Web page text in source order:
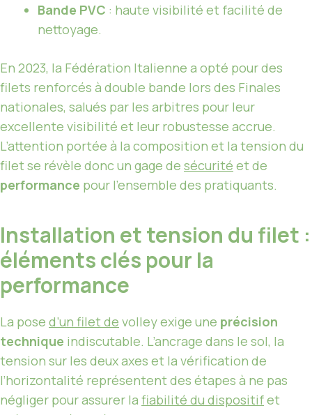
Bande PVC : haute visibilité et facilité de
nettoyage.
En 2023, la Fédération Italienne a opté pour des
filets renforcés à double bande lors des Finales
nationales, salués par les arbitres pour leur
excellente visibilité et leur robustesse accrue.
L’attention portée à la composition et la tension du
filet se révèle donc un gage de sécurité et de
performance pour l’ensemble des pratiquants.
Installation et tension du filet :
éléments clés pour la
performance
La pose d’un filet de volley exige une précision
technique indiscutable. L’ancrage dans le sol, la
tension sur les deux axes et la vérification de
l’horizontalité représentent des étapes à ne pas
négliger pour assurer la fiabilité du dispositifet